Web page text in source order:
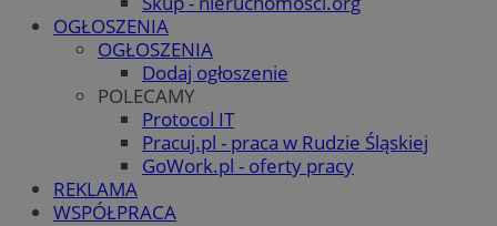
OGŁOSZENIA
OGŁOSZENIA
Dodaj ogłoszenie
POLECAMY
Protocol IT
Pracuj.pl - praca w Rudzie Śląskiej
GoWork.pl - oferty pracy
REKLAMA
WSPÓŁPRACA